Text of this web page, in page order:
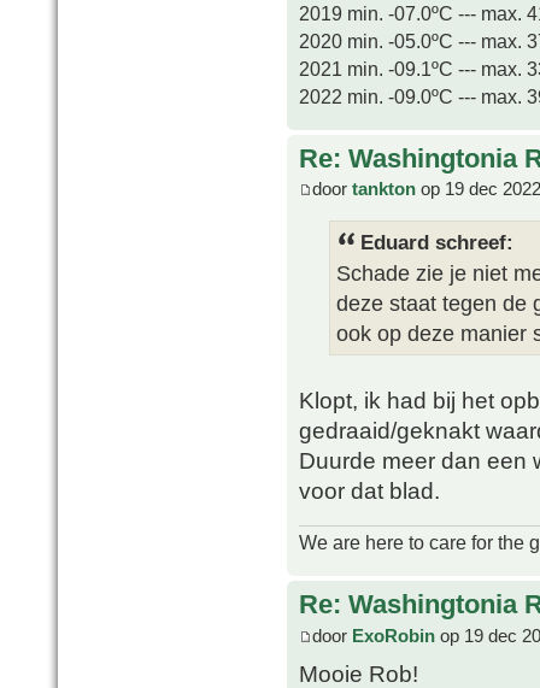
2019 min. -07.0ºC --- max.
2020 min. -05.0ºC --- max.
2021 min. -09.1ºC --- max.
2022 min. -09.0ºC --- max.
Re: Washingtonia
door tankton op 19 dec
Eduard schreef:
Schade zie je niet
deze staat tegen de
ook op deze manier
Klopt, ik had bij het
gedraaid/geknakt
Duurde meer dan een
voor dat blad.
We are here to care for the
Re: Washingtonia
door ExoRobin op 19 dec
Mooie Rob!